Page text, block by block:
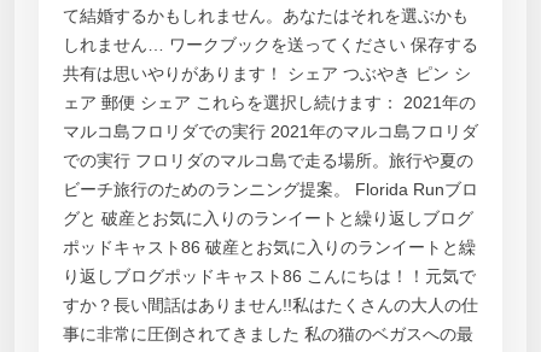
て結婚するかもしれません。あなたはそれを選ぶかも
しれません… ワークブックを送ってください 保存する
共有は思いやりがあります！ シェア つぶやき ピン シ
ェア 郵便 シェア これらを選択し続けます： 2021年の
マルコ島フロリダでの実行 2021年のマルコ島フロリダ
での実行 フロリダのマルコ島で走る場所。旅行や夏の
ビーチ旅行のためのランニング提案。 Florida Runブロ
グと 破産とお気に入りのランイートと繰り返しブログ
ポッドキャスト86 破産とお気に入りのランイートと繰
り返しブログポッドキャスト86 こんにちは！！元気で
すか？長い間話はありません!!私はたくさんの大人の仕
事に非常に圧倒されてきました 私の猫のベガスへの最